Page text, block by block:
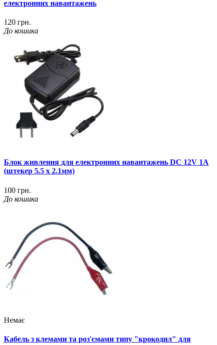
електронних навантажень
120 грн.
До кошика
Блок живлення для електронних навантажень DC 12V 1A
(штекер 5.5 x 2.1мм)
100 грн.
До кошика
Немає
Кабель з клемами та роз'ємами типу "крокодил" для